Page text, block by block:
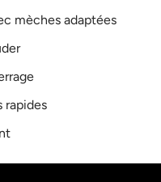
mèches adaptées
rapides